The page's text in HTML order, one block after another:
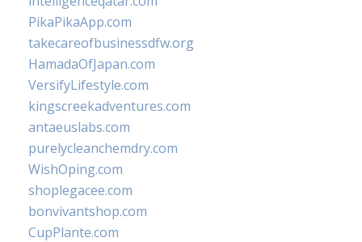
PikaPikaApp.com
takecareofbusinessdfw.org
HamadaOfJapan.com
VersifyLifestyle.com
kingscreekadventures.com
antaeuslabs.com
purelycleanchemdry.com
WishOping.com
shoplegacee.com
bonvivantshop.com
CupPlante.com